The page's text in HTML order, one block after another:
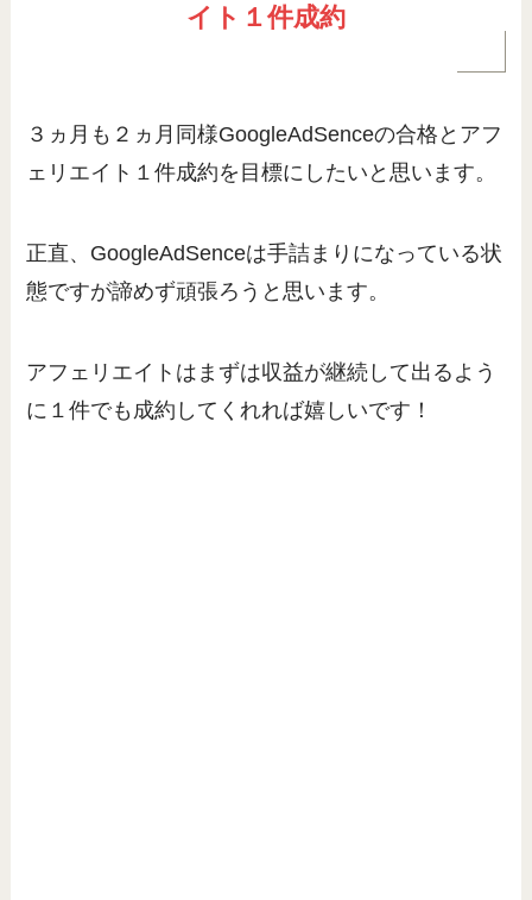
イト１件成約
３ヵ月も２ヵ月同様GoogleAdSenceの合格とアフ
ェリエイト１件成約を目標にしたいと思います。
正直、GoogleAdSenceは手詰まりになっている状
態ですが諦めず頑張ろうと思います。
アフェリエイトはまずは収益が継続して出るよう
に１件でも成約してくれれば嬉しいです！